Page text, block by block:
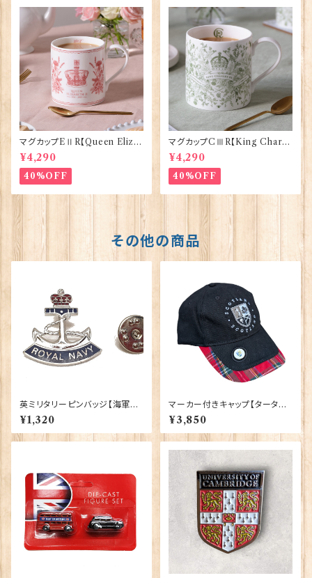
マグカップEⅡR【Queen Eliza
bethⅡ Commemorative】Vi
ctoria Eggs 50126
¥4,290
40%OFF
マグカップCⅢR【King Charle
sⅢ Coronation】Victoria E
ggs 50127
¥4,290
40%OFF
その他の商品
英ミリタリーピンバッジ【海軍=C
rown & Anchor】Tradition
90043-M002
¥1,320
マーカー付きキャップ【タータン】
00198
¥3,850